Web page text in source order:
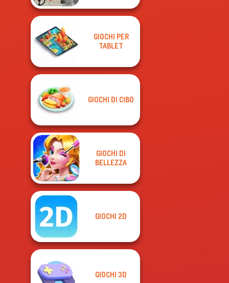
GIOCHI PER
TABLET
GIOCHI DI CIBO
GIOCHI DI
BELLEZZA
GIOCHI 2D
GIOCHI 3D